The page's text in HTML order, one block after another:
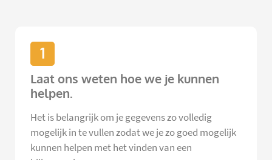
1
Laat ons weten hoe we je kunnen
helpen.
Het is belangrijk om je gegevens zo volledig
mogelijk in te vullen zodat we je zo goed mogelijk
kunnen helpen met het vinden van een